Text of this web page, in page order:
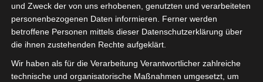
und Zweck der von uns erhobenen, genutzten und verarbeiteten
personenbezogenen Daten informieren. Ferner werden
betroffene Personen mittels dieser Datenschutzerklärung über
die ihnen zustehenden Rechte aufgeklärt.
Wir haben als für die Verarbeitung Verantwortlicher zahlreiche
technische und organisatorische Maßnahmen umgesetzt, um